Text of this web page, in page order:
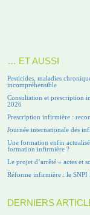
… ET AUSSI
Pesticides, maladies
incompréhensible
Consultation et prescription
2026
Prescription infirmière :
Journée internationale des
Une formation enfin
formation infirmière ?
Le projet d’arrêté « actes et
Réforme infirmière : le SNPI
DERNIERS